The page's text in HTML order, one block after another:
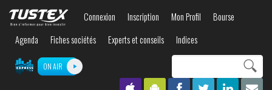
contenu
Connexion Inscription Mon Profil
Bourse
Agenda
Fiches sociétés Experts et conseils Indices
ON AIR
recherche